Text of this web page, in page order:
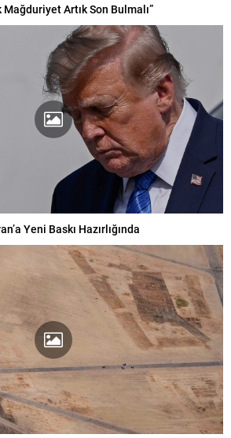
Mağduriyet Artık Son Bulmalı”
Yeni Baskı Hazırlığında